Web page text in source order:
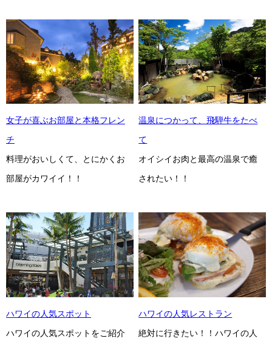
女子が喜ぶお部屋と本格フレン
チ
料理がおいしくて、とにかくお
部屋がカワイイ！！
温泉につかって、飛騨牛をたべ
て
オイシイお肉と最高の温泉で癒
されたい！！
ハワイの人気スポット
ハワイの人気スポットをご紹介
ハワイの人気レストラン
絶対に行きたい！！ハワイの人